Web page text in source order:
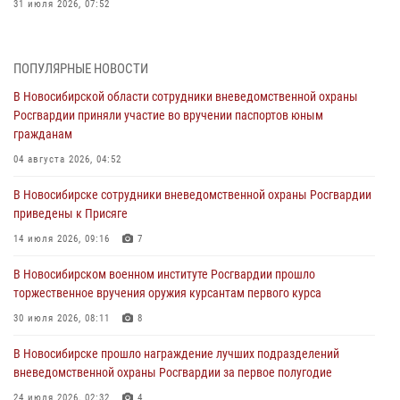
31 июля 2026, 07:52
При силовой поддержке бойцов ОМОН и СОБР Росгвардии
пресечена деятельность группы лиц, причастных к мошенничеству
в сфере страхования
В Новосибирске сотрудниками вневедомственной охраны
Росгвардии задержан гражданин, находящийся в розыске
В Новосибирске военнослужащие отряда спецназа «Ермак»
Росгвардии провели занятия по беспарашютному десантированию
В Новосибирске военнослужащие Росгвардии почтили память детей
– жертв войны в Донбассе
ПОПУЛЯРНЫЕ НОВОСТИ
В Новосибирской области сотрудники вневедомственной охраны
Росгвардии приняли участие во вручении паспортов юным
гражданам
04 августа 2026, 04:52
В Новосибирске сотрудники вневедомственной охраны Росгвардии
приведены к Присяге
14 июля 2026, 09:16 7
В Новосибирском военном институте Росгвардии прошло
торжественное вручения оружия курсантам первого курса
30 июля 2026, 08:11 8
В Новосибирске прошло награждение лучших подразделений
вневедомственной охраны Росгвардии за первое полугодие
24 июля 2026, 02:32 4